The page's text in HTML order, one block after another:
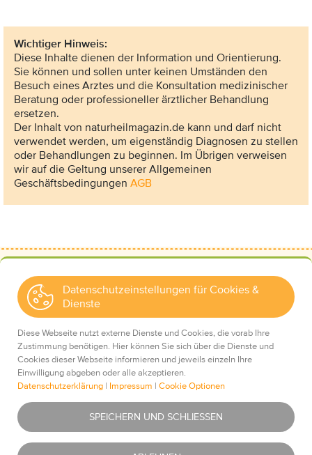
Wichtiger Hinweis:
Diese Inhalte dienen der Information und Orientierung.
Sie können und sollen unter keinen Umständen den
Besuch eines Arztes und die Konsultation medizinischer
Beratung oder professioneller ärztlicher Behandlung
ersetzen.
Der Inhalt von naturheilmagazin.de kann und darf nicht
verwendet werden, um eigenständig Diagnosen zu stellen
oder Behandlungen zu beginnen. Im Übrigen verweisen
wir auf die Geltung unserer Allgemeinen
Geschäftsbedingungen AGB
Mediadaten
Impressum
Datenschutz
AGBs
Datenschutzeinstellungen für Cookies &
Dienste
Diese Webseite nutzt externe Dienste und Cookies, die vorab Ihre
Zustimmung benötigen. Hier können Sie sich über die Dienste und
Cookies dieser Webseite informieren und jeweils einzeln Ihre
Einwilligung abgeben oder alle akzeptieren.
Datenschutzerklärung | Impressum | Cookie Optionen
Was ist das?
SPEICHERN UND SCHLIESSEN